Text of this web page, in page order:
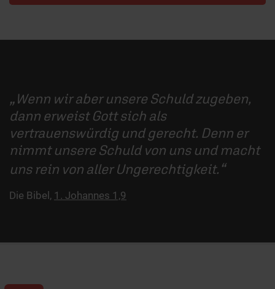
Wenn wir aber unsere Schuld zugeben,
dann erweist Gott sich als
vertrauenswürdig und gerecht. Denn er
nimmt unsere Schuld von uns und macht
uns rein von aller Ungerechtigkeit.
Die Bibel, 1. Johannes 1,9